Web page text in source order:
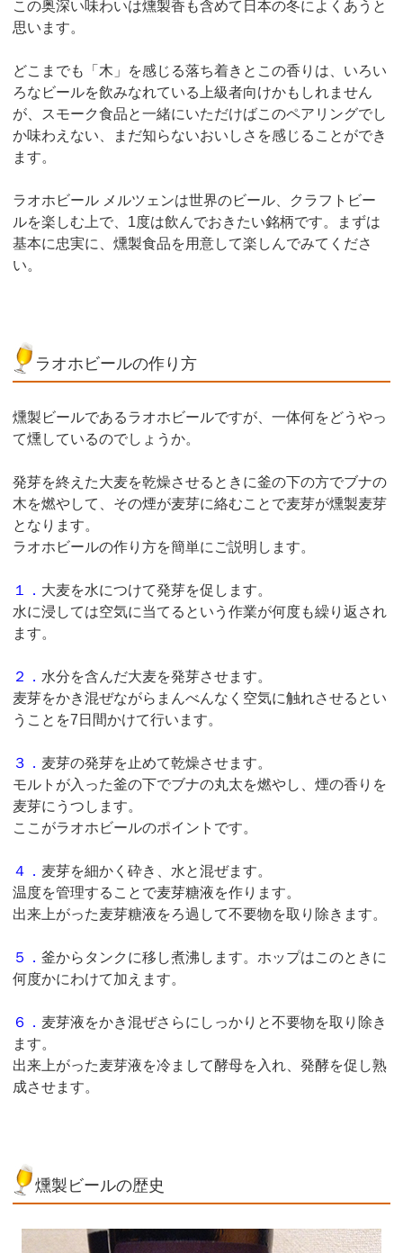
この奥深い味わいは燻製香も含めて日本の冬によくあうと
思います。
どこまでも「木」を感じる落ち着きとこの香りは、いろい
ろなビールを飲みなれている上級者向けかもしれません
が、スモーク食品と一緒にいただけばこのペアリングでし
か味わえない、まだ知らないおいしさを感じることができ
ます。
ラオホビール メルツェンは世界のビール、クラフトビー
ルを楽しむ上で、1度は飲んでおきたい銘柄です。まずは
基本に忠実に、燻製食品を用意して楽しんでみてくださ
い。
ラオホビールの作り方
燻製ビールであるラオホビールですが、一体何をどうやっ
て燻しているのでしょうか。
発芽を終えた大麦を乾燥させるときに釜の下の方でブナの
木を燃やして、その煙が麦芽に絡むことで麦芽が燻製麦芽
となります。
ラオホビールの作り方を簡単にご説明します。
１． 大麦を水につけて発芽を促します。
水に浸しては空気に当てるという作業が何度も繰り返され
ます。
２． 水分を含んだ大麦を発芽させます。
麦芽をかき混ぜながらまんべんなく空気に触れさせるとい
うことを7日間かけて行います。
３． 麦芽の発芽を止めて乾燥させます。
モルトが入った釜の下でブナの丸太を燃やし、煙の香りを
麦芽にうつします。
ここがラオホビールのポイントです。
４． 麦芽を細かく砕き、水と混ぜます。
温度を管理することで麦芽糖液を作ります。
出来上がった麦芽糖液をろ過して不要物を取り除きます。
５．釜からタンクに移し煮沸します。ホップはこのときに
何度かにわけて加えます。
６． 麦芽液をかき混ぜさらにしっかりと不要物を取り除き
ます。
出来上がった麦芽液を冷まして酵母を入れ、発酵を促し熟
成させます。
燻製ビールの歴史